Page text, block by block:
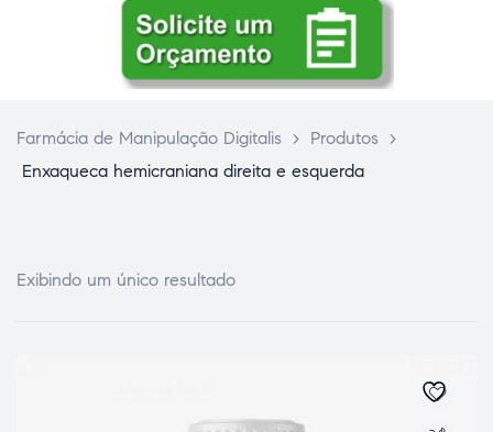
Farmácia de Manipulação Digitalis > Produtos
>
Enxaqueca hemicraniana direita e esquerda
Exibindo um único resultado